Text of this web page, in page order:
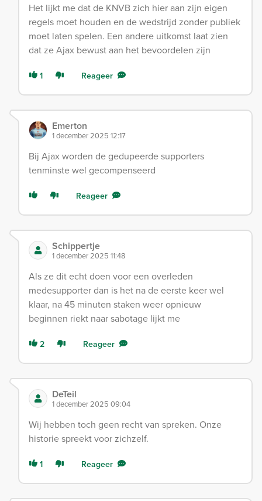
Het lijkt me dat de KNVB zich hier aan zijn eigen
regels moet houden en de wedstrijd zonder publiek
moet laten spelen. Een andere uitkomst laat zien
dat ze Ajax bewust aan het bevoordelen zijn
1 Reageer
Emerton
1 december 2025 12:17
Bij Ajax worden de gedupeerde supporters
tenminste wel gecompenseerd
Reageer
Schippertje
1 december 2025 11:48
Als ze dit echt doen voor een overleden
medesupporter dan is het na de eerste keer wel
klaar, na 45 minuten staken weer opnieuw
beginnen riekt naar sabotage lijkt me
2 Reageer
DeTeil
1 december 2025 09:04
Wij hebben toch geen recht van spreken. Onze
historie spreekt voor zichzelf.
1 Reageer